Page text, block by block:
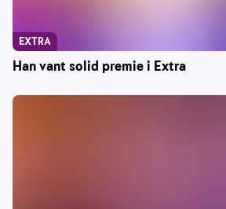
Han vant solid premie i Extra
EXTRA